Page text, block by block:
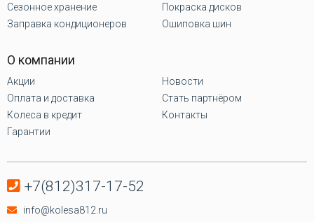
Сезонное хранение
Заправка кондиционеров
Покраска дисков
Ошиповка шин
О компании
Акции
Оплата и доставка
Колеса в кредит
Гарантии
Новости
Стать партнёром
Контакты
+7(812)317-17-52
info@kolesa812.ru